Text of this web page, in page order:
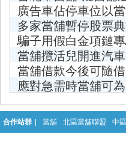
廣告車佔停車位以
多家當舖暫停股票
騙子用假白金項鏈
當舖攬活兒開進汽
當舖借款今後可隨
應對急需時當舖可
合作站群 當舖 北區當舖聯盟 中